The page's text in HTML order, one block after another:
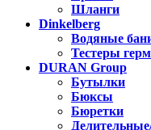
Шланги
Dinkelberg
Водяные
Тестеры
DURAN Group
Бутылки
Бюксы
Бюретки